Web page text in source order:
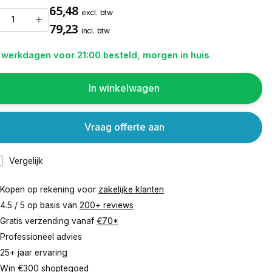
65,48 excl. btw
79,23 incl. btw
werkdagen voor 21:00 besteld, morgen in huis
In winkelwagen
Vergelijk
Vraag offerte aan
Kopen op rekening voor zakelijke klanten
4.5 / 5 op basis van 200+ reviews
Gratis verzending vanaf €70*
Professioneel advies
25+ jaar ervaring
Win €300 shoptegoed